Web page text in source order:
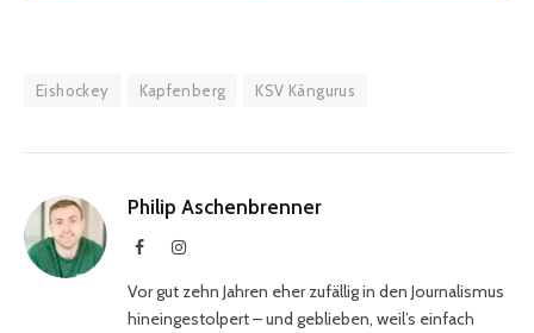
Eishockey Kapfenberg KSV Kängurus
Philip Aschenbrenner
FacebookInstagram
Vor gut zehn Jahren eher zufällig in den Journalismus
hineingestolpert – und geblieben, weil’s einfach